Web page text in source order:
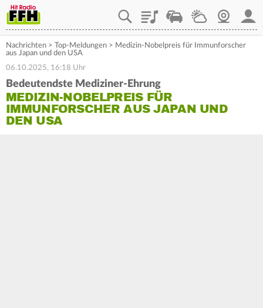
PlaylistStaupilotWetterWebcam
Nachrichten > Top-Meldungen > Medizin-Nobelpreis für Immunforscher
aus Japan und den USA
06.10.2025, 16:18 Uhr
Bedeutendste Mediziner-Ehrung
MEDIZIN-NOBELPREIS FÜR
IMMUNFORSCHER AUS JAPAN UND
DEN USA